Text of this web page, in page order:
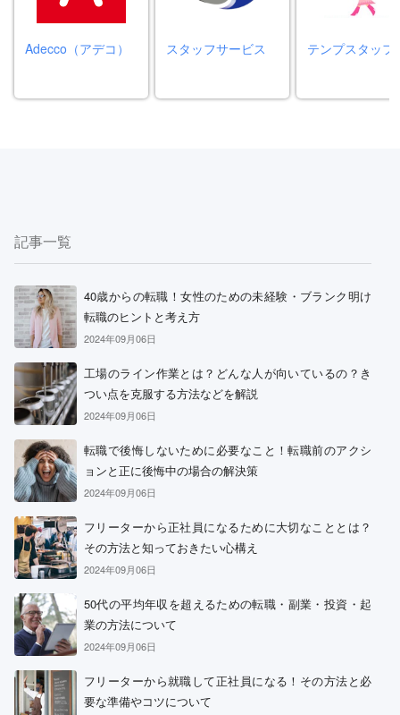
Adecco（アデコ） スタッフサービス テンプスタッフ
記事一覧
40歳からの転職！女性のための未経験・ブランク明け
転職のヒントと考え方
2024年09月06日
工場のライン作業とは？どんな人が向いているの？き
つい点を克服する方法などを解説
2024年09月06日
転職で後悔しないために必要なこと！転職前のアクシ
ョンと正に後悔中の場合の解決策
2024年09月06日
フリーターから正社員になるために大切なこととは？
その方法と知っておきたい心構え
2024年09月06日
50代の平均年収を超えるための転職・副業・投資・起
業の方法について
2024年09月06日
フリーターから就職して正社員になる！その方法と必
要な準備やコツについて